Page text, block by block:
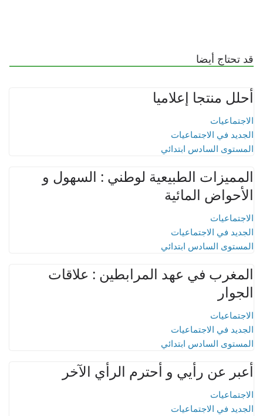
قد تحتاج أيضا
أحلل منتجا إعلاميا
الاجتماعيات
الجديد في الاجتماعيات
المستوى السادس ابتدائي
المميزات الطبيعية لوطني : السهول و
الأحواض المائية
الاجتماعيات
الجديد في الاجتماعيات
المستوى السادس ابتدائي
المغرب في عهد المرابطين : علاقات
الجوار
الاجتماعيات
الجديد في الاجتماعيات
المستوى السادس ابتدائي
أعبر عن رأيي و أحترم الرأي الآخر
الاجتماعيات
الجديد في الاجتماعيات